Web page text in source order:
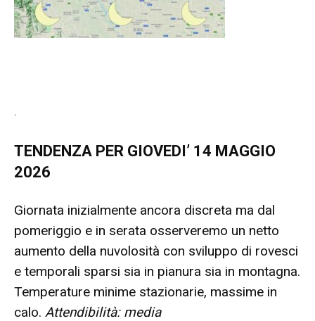
.
TENDENZA PER GIOVEDI’ 14 MAGGIO
2026
Giornata inizialmente ancora discreta ma dal
pomeriggio e in serata osserveremo un netto
aumento della nuvolosità con sviluppo di rovesci
e temporali sparsi sia in pianura sia in montagna.
Temperature minime stazionarie, massime in
calo. Attendibilità: media